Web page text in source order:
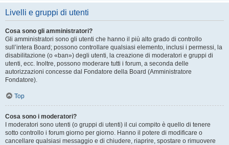
Livelli e gruppi di utenti
Cosa sono gli amministratori?
Gli amministratori sono gli utenti che hanno il più alto grado di controllo
sull’intera Board; possono controllare qualsiasi elemento, inclusi i permessi, la
disabilitazione (o «ban») degli utenti, la creazione di moderatori e gruppi di
utenti, ecc. Inoltre, possono moderare tutti i forum, a seconda delle
autorizzazioni concesse dal Fondatore della Board (Amministratore
Fondatore).
Top
Cosa sono i moderatori?
I moderatori sono utenti (o gruppi di utenti) il cui compito è quello di tenere
sotto controllo i forum giorno per giorno. Hanno il potere di modificare o
cancellare qualsiasi messaggio e di chiudere, riaprire, spostare o rimuovere